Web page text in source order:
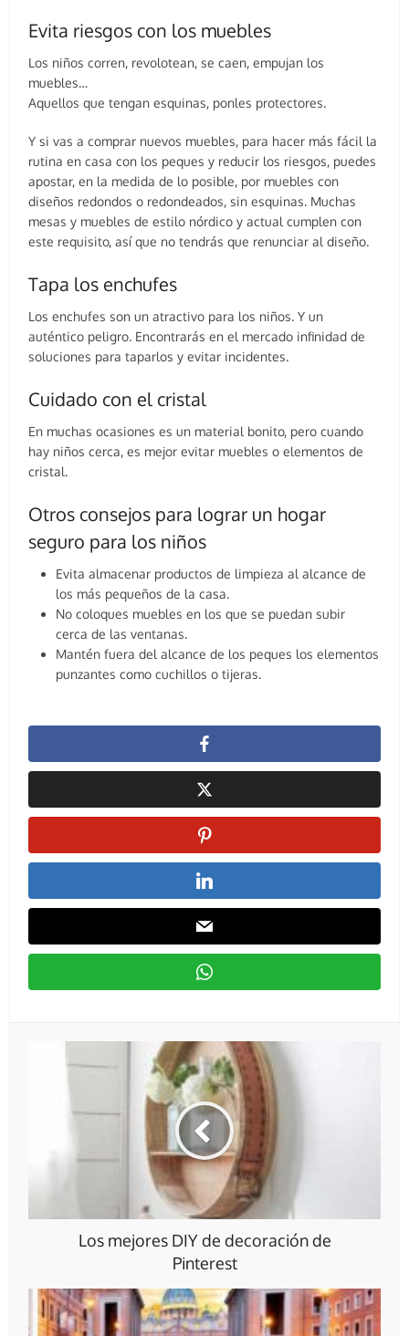
Evita riesgos con los muebles
Los niños corren, revolotean, se caen, empujan los
muebles…
Aquellos que tengan esquinas, ponles protectores.
Y si vas a comprar nuevos muebles, para hacer más fácil la
rutina en casa con los peques y reducir los riesgos, puedes
apostar, en la medida de lo posible, por muebles con
diseños redondos o redondeados, sin esquinas. Muchas
mesas y muebles de estilo nórdico y actual cumplen con
este requisito, así que no tendrás que renunciar al diseño.
Tapa los enchufes
Los enchufes son un atractivo para los niños. Y un
auténtico peligro. Encontrarás en el mercado infinidad de
soluciones para taparlos y evitar incidentes.
Cuidado con el cristal
En muchas ocasiones es un material bonito, pero cuando
hay niños cerca, es mejor evitar muebles o elementos de
cristal.
Otros consejos para lograr un hogar
seguro para los niños
Evita almacenar productos de limpieza al alcance de
los más pequeños de la casa.
No coloques muebles en los que se puedan subir
cerca de las ventanas.
Mantén fuera del alcance de los peques los elementos
punzantes como cuchillos o tijeras.
Los mejores DIY de decoración de
Pinterest